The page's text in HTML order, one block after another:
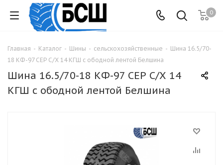
0
Главная - Каталог - Шины - сельскохозяйственные - Шина 16.5/70-
18 КФ-97 СЕР С/Х 14 КГШ с ободной лентой Белшина
Шина 16.5/70-18 КФ-97 СЕР С/Х 14
КГШ с ободной лентой Белшина